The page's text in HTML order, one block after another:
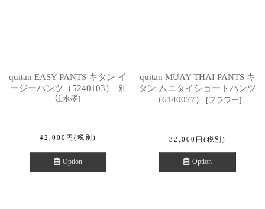
quitan EASY PANTS キタン イ
ージーパンツ（5240103）
[別
注水墨]
42,000 円 (税別)
Option
quitan MUAY THAI PANTS キ
タン ムエタイショートパンツ
（6140077）
[フラワー]
32,000 円 (税別)
Option